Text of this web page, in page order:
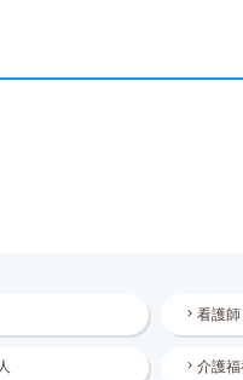
看護師
介護福